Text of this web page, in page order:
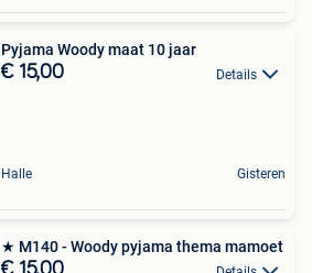
Pyjama Woody maat 10 jaar
€ 15,00 Details
Halle Gisteren
★ M140 - Woody pyjama thema mamoet